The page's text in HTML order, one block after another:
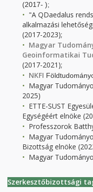
(2017- );
"A QDaedalus
alkalmazási
(2017-2023);
Magyar
Geoinformatikai
(2017-2021);
NKFI
Magyar
2025)
ETTE-SUST
Egységéért elnöke
Professzorok
Magyar
Bizottság elnöke
Magyar
Szerkesztőbizottsági